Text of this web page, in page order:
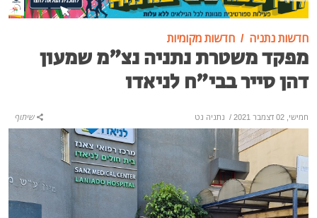
חדשות נתניה חדשות מקומיות
מפקד משטרת נתניה נצ"מ שמעון
דהן סייר בבי"ח לניאדו
חמישי, 02 דצמבר 2021 / נתניה נט שיתוף